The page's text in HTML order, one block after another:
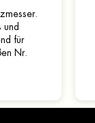
und
für
Nr.